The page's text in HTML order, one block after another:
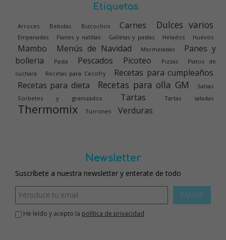
Etiquetas
Arroces Bebidas Bizcochos Carnes Dulces varios
Empanadas Flanes y natillas Galletas y pastas Helados Huevos
Mambo Menús de Navidad Mermeladas
Panes y
bolleria
Pasta Pescados Picoteo Pizzas
Platos de
cuchara
Recetas para Cecofry
Recetas para cumpleaños
Recetas para dieta
Recetas para olla GM
Salsas
Sorbetes y granizados
Tartas Tartas saladas
Thermomix Turrones Verduras
Newsletter
Suscríbete a nuestra newsletter y enterate de todo
ENVIAR
He leído y acepto la política de privacidad